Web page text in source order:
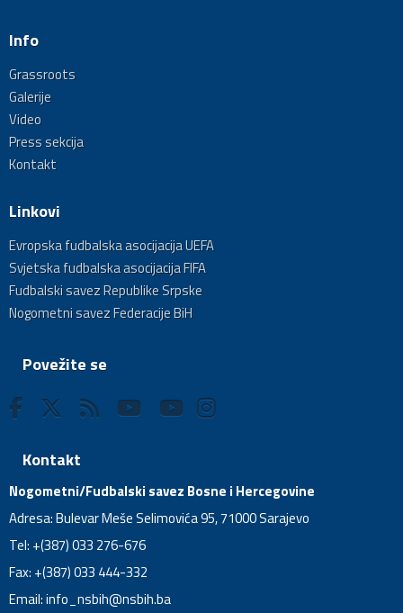
Info
Grassroots
Galerije
Video
Press sekcija
Kontakt
Linkovi
Evropska fudbalska asocijacija UEFA
Svjetska fudbalska asocijacija FIFA
Fudbalski savez Republike Srpske
Nogometni savez Federacije BiH
Povežite se
Kontakt
Nogometni/Fudbalski savez Bosne i Hercegovine
Adresa: Bulevar Meše Selimovića 95, 71000 Sarajevo
Tel: +(387) 033 276-676
Fax: +(387) 033 444-332
Email:info_nsbih@nsbih.ba